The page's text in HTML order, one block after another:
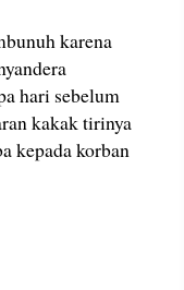
karena
hari sebelum
kakak tirinya
kepada korban